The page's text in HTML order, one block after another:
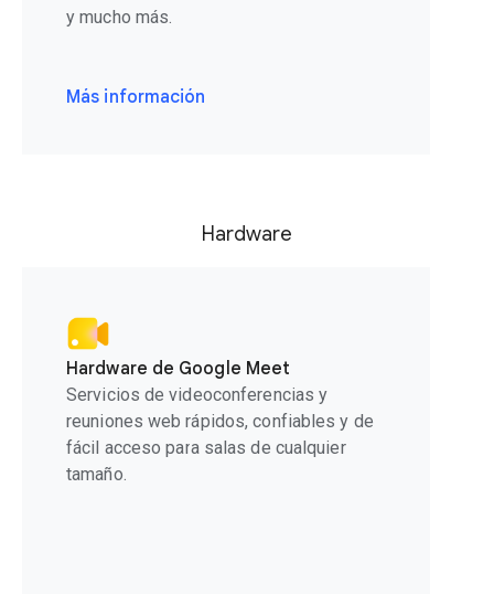
y mucho más.
Más información
Hardware
Hardware de Google Meet
Servicios de videoconferencias y
reuniones web rápidos, confiables y de
fácil acceso para salas de cualquier
tamaño.